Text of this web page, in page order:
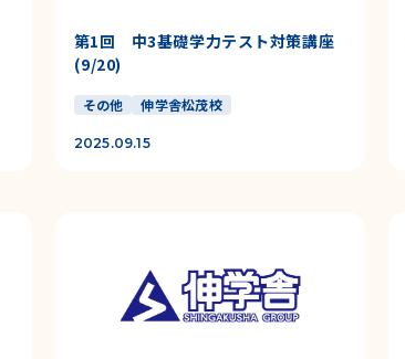
第1回 中3基礎学力テスト対策講座
(9/20)
その他 伸学舎松茂校
2025.09.15